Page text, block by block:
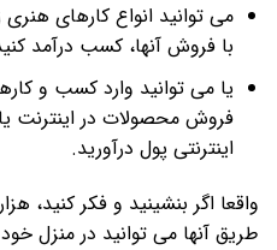
می توانید انواع کارهای هنری
با فروش آنها، کسب درآمد
یا می توانید وارد کسب و
فروش محصولات در اینترنت
اینترنتی پول درآورید.
واقعا اگر بنشینید و فکر کنید،
طریق آنها می توانید در منزل